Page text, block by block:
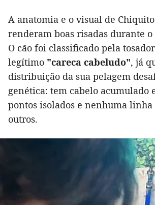
A anatomia e o visual de
renderam boas risadas durante
O cão foi classificado pela
legítimo "careca cabeludo", já
distribuição da sua pelagem
genética: tem cabelo acumulado
pontos isolados e nenhuma
outros.